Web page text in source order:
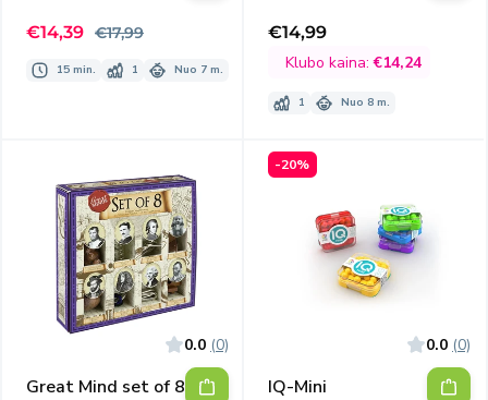
Išpardavimo
kaina
€14,39 Įprasta
kaina
€17,99
15 min. 1 Nuo 7 m.
Išpardavimo
kaina
€14,99
Klubo kaina:€14,24
1 Nuo 8 m.
0.0 (0)
Great Mind set of 8
-20%
0.0 (0)
IQ-Mini